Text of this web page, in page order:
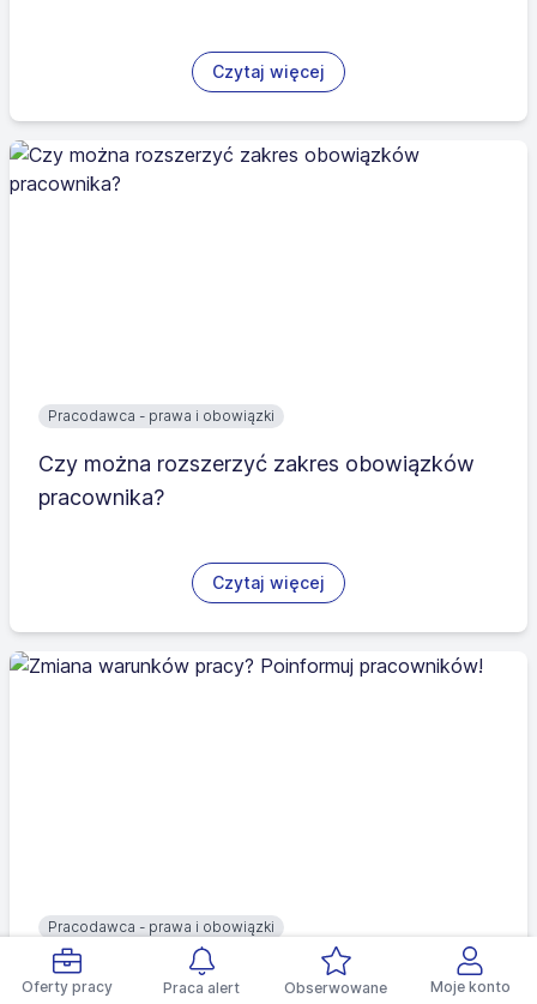
Oferty pracy Praca alert Obserwowane Moje konto
Czytaj więcej
Pracodawca - prawa i obowiązki
Czy można rozszerzyć zakres obowiązków
pracownika?
Czytaj więcej
Pracodawca - prawa i obowiązki
Zmiana warunków pracy? Poinformuj